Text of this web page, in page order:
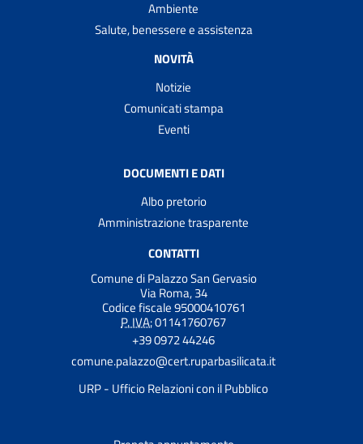
Ambiente
Salute, benessere e assistenza
NOVITÀ
Notizie
Comunicati stampa
Eventi
DOCUMENTI E DATI
Albo pretorio
Amministrazione trasparente
CONTATTI
Comune di Palazzo San Gervasio
Via Roma, 34
Codice fiscale 95000410761
P. IVA:01141760767
+39 0972 44246
comune.palazzo@cert.ruparbasilicata.it
URP - Ufficio Relazioni con il Pubblico